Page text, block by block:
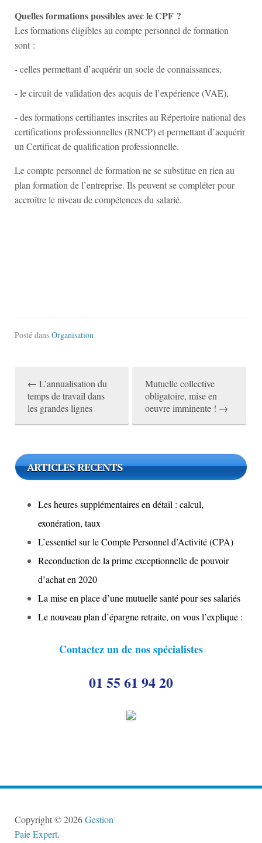
Quelles formations possibles avec le CPF ?
Les formations éligibles au compte personnel de formation
sont :
- celles permettant d’acquérir un socle de connaissances,
- le circuit de validation des acquis de l’expérience (VAE),
- des formations certifiantes inscrites au Répertoire national des
certifications professionnelles (RNCP) et permettant d’acquérir
un Certificat de qualification professionnelle.
Le compte personnel de formation ne se substitue en rien au
plan formation de l’entreprise. Ils peuvent se compléter pour
accroître le niveau de compétences du salarié.
Posté dans Organisation
t
n
← L’annualisation du
temps de travail dans
les grandes lignes
Mutuelle collective
obligatoire, mise en
oeuvre imminente ! →
ARTICLES RECENTS
Les heures supplémentaires en détail : calcul,
exonération, taux
L’essentiel sur le Compte Personnel d’Activité (CPA)
Reconduction de la prime exceptionnelle de pouvoir
d’achat en 2020
La mise en place d’une mutuelle santé pour ses salariés
Le nouveau plan d’épargne retraite, on vous l’explique :
Contactez un de nos spécialistes
01 55 61 94 20
Copyright © 2026Gestion
Paie Expert.